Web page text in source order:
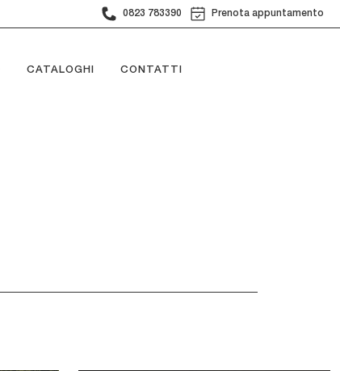
0823 783390 Prenota appuntamento
CATALOGHI CONTATTI